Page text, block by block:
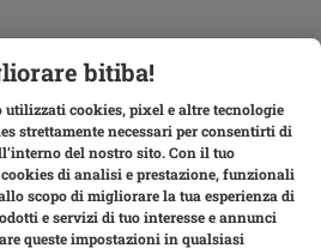
bitiba!
utilizzati cookies, pixel e altre tecnologie
strettamente necessari per consentirti di
del nostro sito. Con il tuo
di analisi e prestazione, funzionali
scopo di migliorare la tua esperienza di
e servizi di tuo interesse e annunci
queste impostazioni in qualsiasi